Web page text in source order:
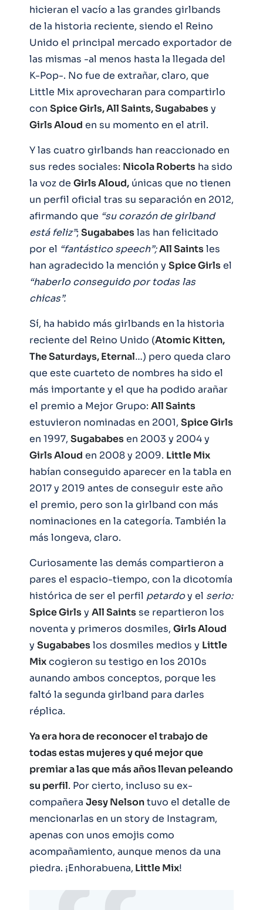
hicieran el vacío a las grandes girlbands
de la historia reciente, siendo el Reino
Unido el principal mercado exportador de
las mismas -al menos hasta la llegada del
K-Pop-. No fue de extrañar, claro, que
Little Mix aprovecharan para compartirlo
con Spice Girls, All Saints, Sugababesy
Girls Aloud en su momento en el atril.
Y las cuatro girlbands han reaccionado en
sus redes sociales: Nicola Roberts ha sido
la voz de Girls Aloud, únicas que no tienen
un perfil oficial tras su separación en 2012,
afirmando que “su corazón de girlband
está feliz”;Sugababeslas han felicitado
por el “fantástico speech”;All Saintsles
han agradecido la mención y Spice Girlsel
“haberlo conseguido por todas las
chicas”.
Sí, ha habido más girlbands en la historia
reciente del Reino Unido (Atomic Kitten,
The Saturdays, Eternal…) pero queda claro
que este cuarteto de nombres ha sido el
más importante y el que ha podido arañar
el premio a Mejor Grupo: All Saints
estuvieron nominadas en 2001, Spice Girls
en 1997, Sugababesen 2003 y 2004 y
Girls Aloud en 2008 y 2009. Little Mix
habían conseguido aparecer en la tabla en
2017 y 2019 antes de conseguir este año
el premio, pero son la girlband con más
nominaciones en la categoría. También la
más longeva, claro.
Curiosamente las demás compartieron a
pares el espacio-tiempo, con la dicotomía
histórica de ser el perfil petardoy el serio:
Spice Girlsy All Saintsse repartieron los
noventa y primeros dosmiles, Girls Aloud
y Sugababeslos dosmiles medios y Little
Mixcogieron su testigo en los 2010s
aunando ambos conceptos, porque les
faltó la segunda girlband para darles
réplica.
Ya era hora de reconocer el trabajo de
todas estas mujeres y qué mejor que
premiar a las que más años llevan peleando
su perfil. Por cierto, incluso su ex-
compañera Jesy Nelsontuvo el detalle de
mencionarlas en un story de Instagram,
apenas con unos emojis como
acompañamiento, aunque menos da una
piedra. ¡Enhorabuena, Little Mix!